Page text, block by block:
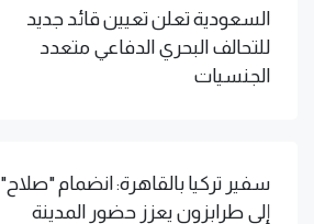
السعودية تعلن تعيين قائد جديد
للتحالف البحري الدفاعي متعدد
الجنسيات
سفير تركيا بالقاهرة: انضمام "صلاح"
إلى طرابزون يعزز حضور المدينة